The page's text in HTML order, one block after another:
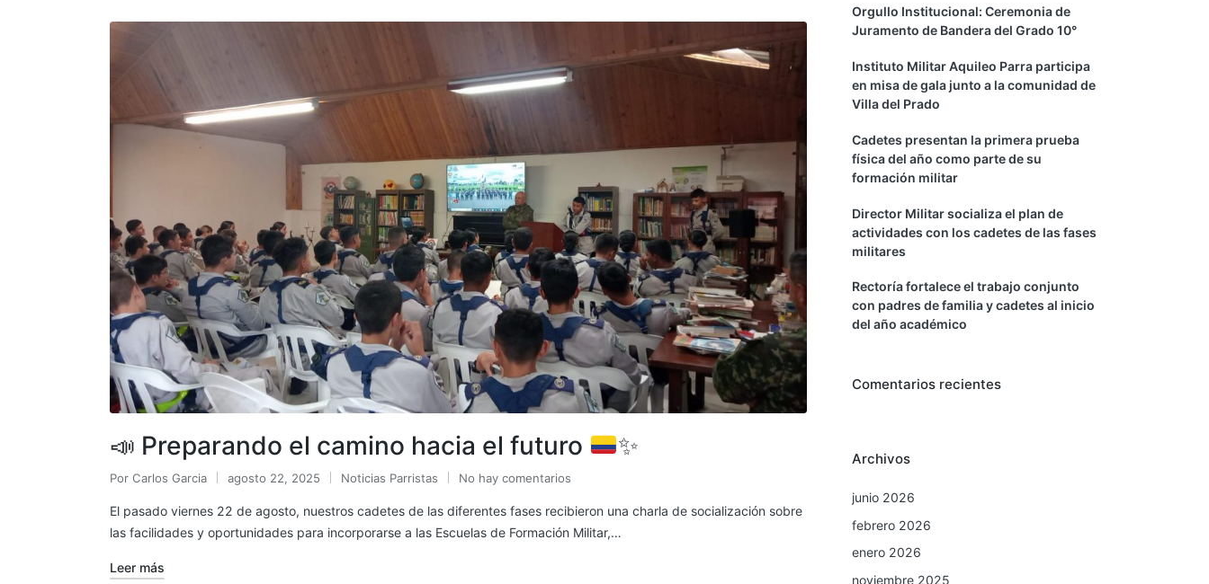
📣 Preparando el camino hacia el futuro ✨
Por Carlos Garcia agosto 22, 2025 Noticias Parristas No hay comentarios
El pasado viernes 22 de agosto, nuestros cadetes de las diferentes fases recibieron una charla de socialización sobre
las facilidades y oportunidades para incorporarse a las Escuelas de Formación Militar,…
Leer más
Orgullo Institucional: Ceremonia de
Juramento de Bandera del Grado 10°
Instituto Militar Aquileo Parra participa
en misa de gala junto a la comunidad de
Villa del Prado
Cadetes presentan la primera prueba
física del año como parte de su
formación militar
Director Militar socializa el plan de
actividades con los cadetes de las fases
militares
Rectoría fortalece el trabajo conjunto
con padres de familia y cadetes al inicio
del año académico
Comentarios recientes
Archivos
junio 2026
febrero 2026
enero 2026
noviembre 2025